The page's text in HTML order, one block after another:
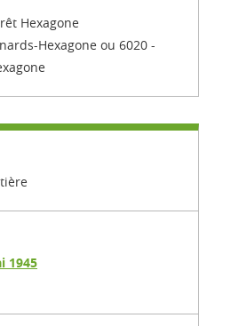
Hexagone
Hexagone ou 6020 -
1945